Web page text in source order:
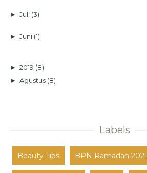
►Juli (3)
►Juni (1)
►2019 (8)
►Agustus (8)
Labels
Beauty Tips BPN Ramadan 2021